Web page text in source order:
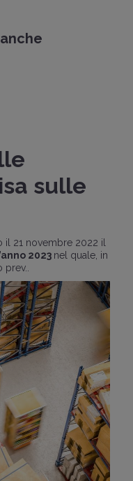
sulle
il 21 novembre 2022 il
2023 nel quale, in
prev..